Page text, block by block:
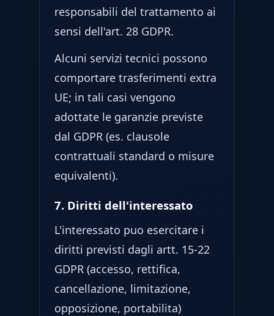
responsabili del trattamento ai
sensi dell'art. 28 GDPR.
Alcuni servizi tecnici possono
comportare trasferimenti extra
UE; in tali casi vengono
adottate le garanzie previste
dal GDPR (es. clausole
contrattuali standard o misure
equivalenti).
7. Diritti dell'interessato
L'interessato puo esercitare i
diritti previsti dagli artt. 15-22
GDPR (accesso, rettifica,
cancellazione, limitazione,
opposizione, portabilita)